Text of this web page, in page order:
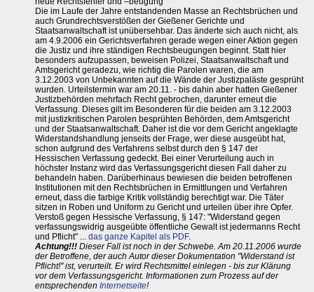
Die im Laufe der Jahre entstandenden Masse an Rechtsbrüchen und
auch Grundrechtsverstößen der Gießener Gerichte und
Staatsanwaltschaft ist unübersehbar. Das änderte sich auch nicht, als
am 4.9.2006 ein Gerichtsverfahren gerade wegen einer Aktion gegen
die Justiz und ihre ständigen Rechtsbeugungen beginnt. Statt hier
besonders aufzupassen, beweisen Polizei, Staatsanwaltschaft und
Amtsgericht geradezu, wie richtig die Parolen waren, die am
3.12.2003 von Unbekannten auf die Wände der Justizpaläste gesprüht
wurden. Urteilstermin war am 20.11. - bis dahin aber hatten Gießener
Justizbehörden mehrfach Recht gebrochen, darunter erneut die
Verfassung. Dieses gilt im Besonderen für die beiden am 3.12.2003
mit justizkritischen Parolen besprühten Behörden, dem Amtsgericht
und der Staatsanwaltschaft. Daher ist die vor dem Gericht angeklagte
Widerstandshandlung jenseits der Frage, wer diese ausgeübt hat,
schon aufgrund des Verfahrens selbst durch den § 147 der
Hessischen Verfassung gedeckt. Bei einer Verurteilung auch in
höchster Instanz wird das Verfassungsgericht diesen Fall daher zu
behandeln haben. Darüberhinaus bewiesen die beiden betroffenen
Institutionen mit den Rechtsbrüchen in Ermittlungen und Verfahren
erneut, dass die farbige Kritik vollständig berechtigt war. Die Täter
sitzen in Roben und Uniform zu Gericht und urteilen über ihre Opfer.
Verstoß gegen Hessische Verfassung, § 147: "Widerstand gegen
verfassungswidrig ausgeübte öffentliche Gewalt ist jedermanns Recht
und Pflicht" ... das ganze Kapitel als PDF.
Achtung!!! Dieser Fall ist noch in der Schwebe. Am 20.11.2006 wurde
der Betroffene, der auch Autor dieser Dokumentation "Widerstand ist
Pflicht!" ist, verurteilt. Er wird Rechtsmittel einlegen - bis zur Klärung
vor dem Verfassungsgericht. Informationen zum Prozess auf der
entsprechenden Internetseite!